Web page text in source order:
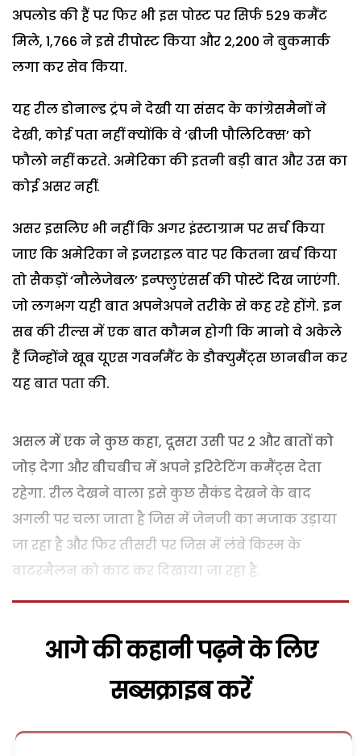
अपलोड की हैं पर फिर भी इस पोस्ट पर सिर्फ 529 कमैंट
मिले, 1,766 ने इसे रीपोस्ट किया और 2,200 ने बुकमार्क
लगा कर सेव किया.
यह रील डोनाल्ड ट्रंप ने देखी या संसद के कांग्रेसमैनों ने
देखी, कोई पता नहीं क्योंकि वे ‘ब्रीजी पौलिटिक्स’ को
फौलो नहीं करते. अमेरिका की इतनी बड़ी बात और उस का
कोई असर नहीं.
असर इसलिए भी नहीं कि अगर इंस्टाग्राम पर सर्च किया
जाए कि अमेरिका ने इजराइल वार पर कितना खर्च किया
तो सैकड़ों ‘नौलेजेबल’ इन्फ्लुएंसर्स की पोस्टें दिख जाएंगी.
जो लगभग यही बात अपनेअपने तरीके से कह रहे होंगे. इन
सब की रील्स में एक बात कौमन होगी कि मानो वे अकेले
हैं जिन्होंने खूब यूएस गवर्नमैंट के डौक्युमैंट्स छानबीन कर
यह बात पता की.
असल में एक ने कुछ कहा, दूसरा उसी पर 2 और बातों को
जोड़ देगा और बीचबीच में अपने इरिटेटिंग कमैंट्स देता
रहेगा. रील देखने वाला इसे कुछ सैकंड देखने के बाद
अगली पर चला जाता है जिस में जेनजी का मजाक उड़ाया
जा रहा है और फिर तीसरी पर जिस में लंबे किस्म के
वाटरमैलन को काट कर दिखाया जा रहा है.
आगे की कहानी पढ़ने के लिए
सब्सक्राइब करें